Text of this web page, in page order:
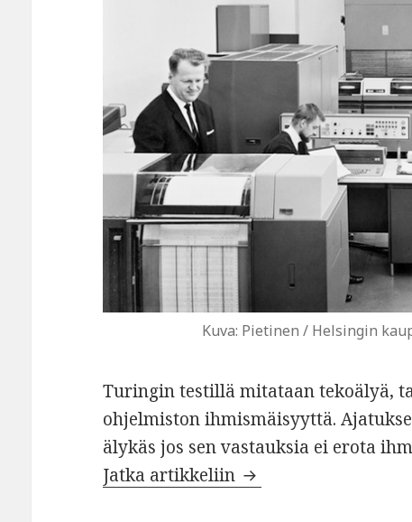
Kuva: Pietinen / Helsingin
Turingin testillä mitataan tekoälyä,
ohjelmiston ihmismäisyyttä.
älykäs jos sen vastauksia ei erota
Jatka artikkeliin Tekoälykysymys